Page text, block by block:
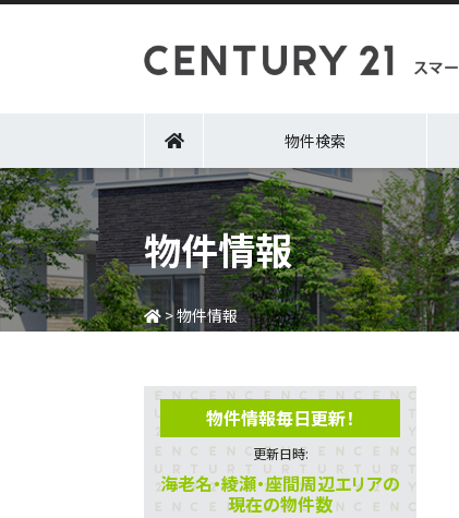
物件検索
物件情報
>物件情報
物件情報毎日更新！
更新日時:
海老名・綾瀬・座間周辺エリアの
現在の物件数